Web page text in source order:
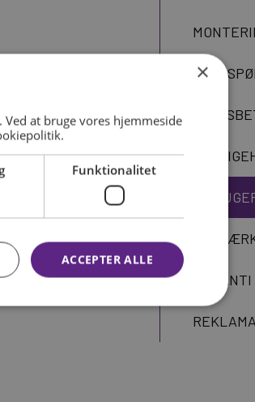
CE-
GARANTI
×
at bruge vores hjemmeside
Funktionalitet
ACCEPTER ALLE